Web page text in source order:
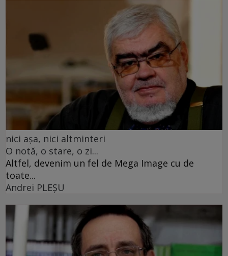
nici așa, nici altminteri
O notă, o stare, o zi...
Altfel, devenim un fel de Mega Image cu de
toate...
Andrei PLEŞU